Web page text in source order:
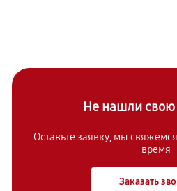
Не нашли свою
Оставьте заявку, мы
время
Заказать